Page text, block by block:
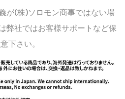
が(株)ソロモン商事ではない場
弊社ではお客様サポートなど保
下さい。